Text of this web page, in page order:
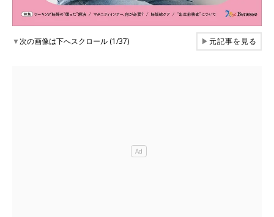
▼次の画像は下へスクロール (1/37) ▶元記事を見る